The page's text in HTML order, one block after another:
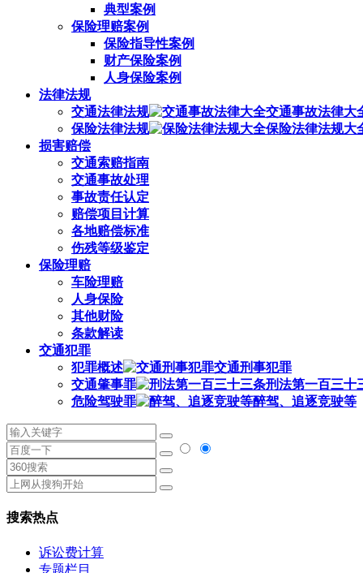
典型案例
保险理赔案例
保险指导性案例
财产保险案例
人身保险案例
法律法规
交通法律法规
交通事故法律大
保险法律法规
保险法律法规大
损害赔偿
交通索赔指南
交通事故处理
事故责任认定
赔偿项目计算
各地赔偿标准
伤残等级鉴定
保险理赔
车险理赔
人身保险
其他财险
条款解读
交通犯罪
犯罪概述
交通刑事犯罪
交通肇事罪
刑法第一百三十
危险驾驶罪
醉驾、追逐竞驶等
搜索热点
诉讼费计算
专题栏目